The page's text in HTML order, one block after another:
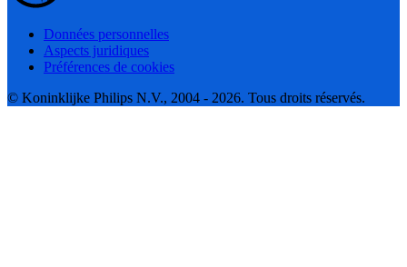
Données personnelles
Aspects juridiques
Préférences de cookies
© Koninklijke Philips N.V., 2004 - 2026. Tous droits réservés.